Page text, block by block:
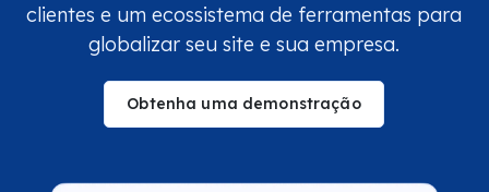
clientes e um ecossistema de ferramentas para
globalizar seu site e sua empresa.
Obtenha uma demonstração